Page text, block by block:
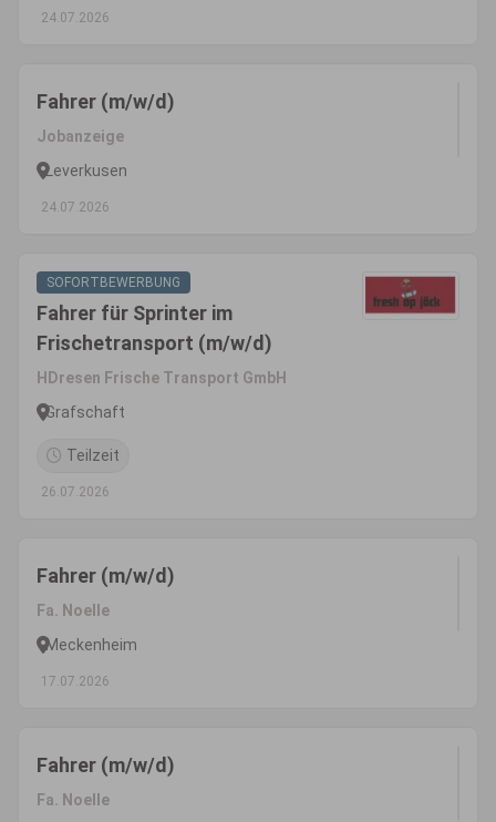
24.07.2026
Fahrer (m/w/d)
Jobanzeige
Leverkusen
24.07.2026
SOFORTBEWERBUNG
Fahrer für Sprinter im
Frischetransport (m/w/d)
HDresen Frische Transport GmbH
Grafschaft
Teilzeit
26.07.2026
Fahrer (m/w/d)
Fa. Noelle
Meckenheim
17.07.2026
Fahrer (m/w/d)
Fa. Noelle